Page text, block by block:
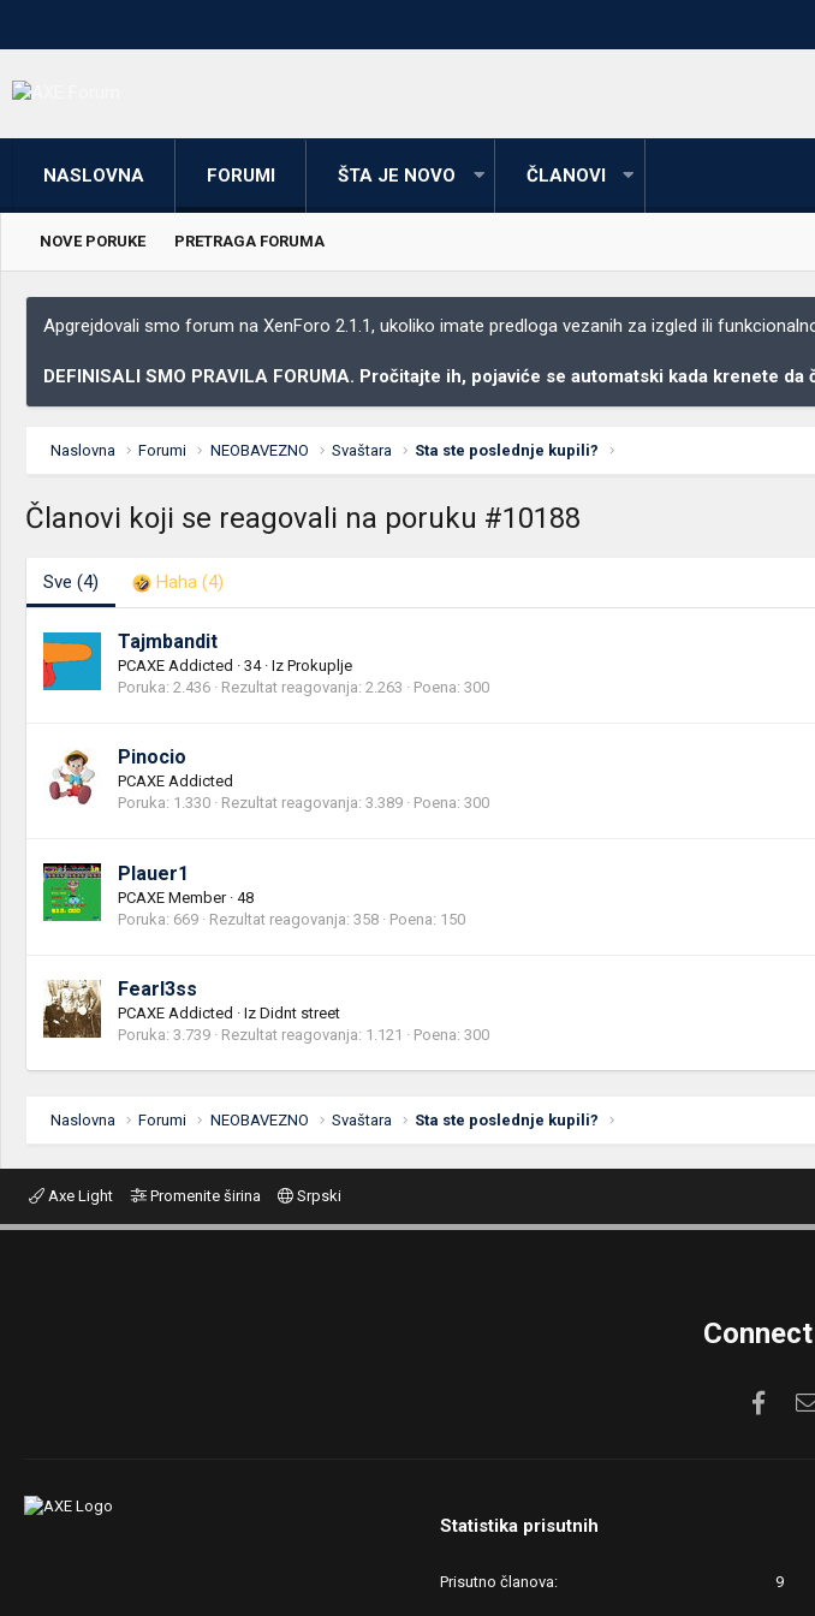
NASLOVNA FORUMI ŠTA JE NOVO ČLANOVI
NOVE PORUKE PRETRAGA FORUMA
Apgrejdovali smo forum na XenForo 2.1.1, ukoliko imate predloga vezanih za izgled ili
DEFINISALI SMO PRAVILA FORUMA. Pročitajte ih, pojaviće se automatski kada krenete da
Naslovna Forumi NEOBAVEZNO Svaštara Sta ste poslednje kupili?
Članovi koji se reagovali na poruku #10188
Sve (4) Haha (4)
Tajmbandit
PCAXE Addicted · 34 · Iz Prokuplje
Poruka 2.436 Rezultat reagovanja 2.263 Poena 300
Pinocio
PCAXE Addicted
Poruka 1.330 Rezultat reagovanja 3.389 Poena 300
Plauer1
PCAXE Member · 48
Poruka 669 Rezultat reagovanja 358 Poena 150
Fearl3ss
PCAXE Addicted · Iz Didnt street
Poruka 3.739 Rezultat reagovanja 1.121 Poena 300
Naslovna Forumi NEOBAVEZNO Svaštara Sta ste poslednje kupili?
Axe Light Promenite širina Srpski
Statistika prisutnih
Prisutno članova 9